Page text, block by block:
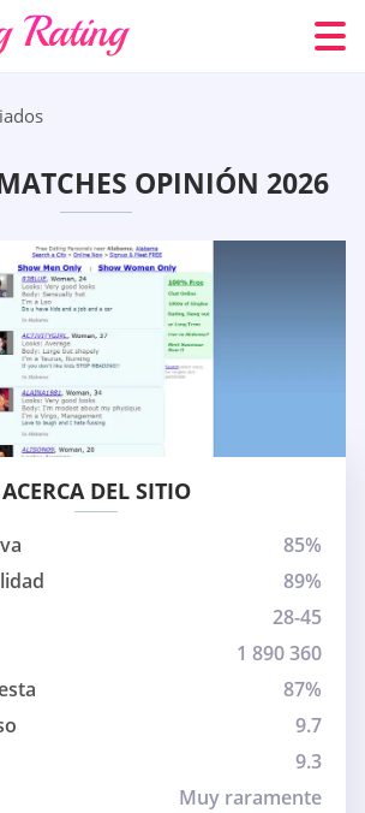
OPINIÓN 2026
ACERCA DEL SITIO
85%
89%
28-45
1 890 360
87%
9.7
9.3
Muy raramente